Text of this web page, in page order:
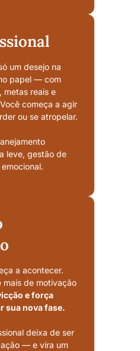
um desejo na
papel — com
metas reais e
começa a agir
ou se atropelar.
leve, gestão de
a acontecer.
mais de motivação
e força
sua nova fase.
deixa de ser
— e vira um